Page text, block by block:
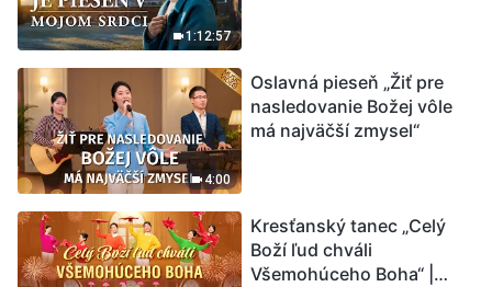
1:12:57
4:00
Oslavná pieseň „Žiť pre
nasledovanie Božej vôle
má najväčší zmysel“
Kresťanský tanec „Celý
Boží ľud chváli
Všemohúceho Boha“ |